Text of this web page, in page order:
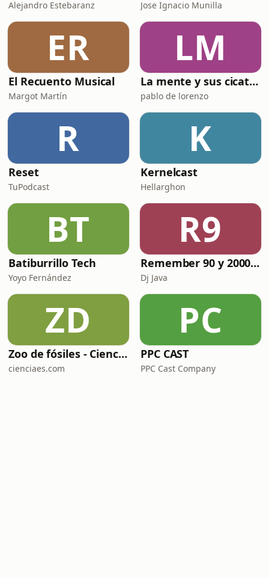
Alejandro Estebaranz Jose Ignacio Munilla
ER
El Recuento Musical
Margot Martín
LM
La mente y sus cicatrices
pablo de lorenzo
R
Reset
TuPodcast
K
Kernelcast
Hellarghon
BT
Batiburrillo Tech
Yoyo Fernández
R9
Remember 90 y 2000 en PLAY WITH ME by Dj Java
Dj Java
ZD
Zoo de fósiles - Cienciaes.com
cienciaes.com
PC
PPC CAST
PPC Cast Company